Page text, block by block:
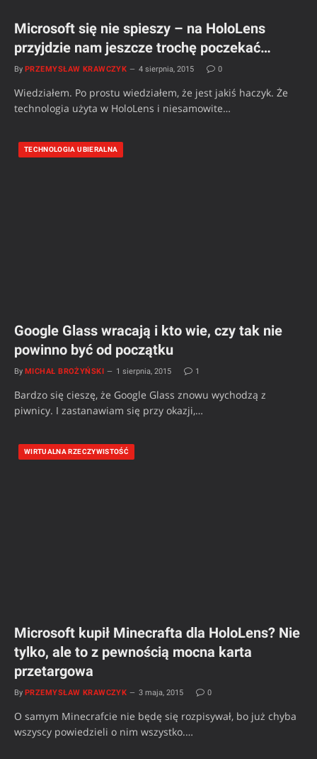
Microsoft się nie spieszy – na HoloLens
przyjdzie nam jeszcze trochę poczekać…
By PRZEMYSŁAW KRAWCZYK 4 sierpnia, 2015 0
Wiedziałem. Po prostu wiedziałem, że jest jakiś haczyk. Że
technologia użyta w HoloLens i niesamowite…
TECHNOLOGIA UBIERALNA
Google Glass wracają i kto wie, czy tak nie
powinno być od początku
By MICHAŁ BROŻYŃSKI 1 sierpnia, 2015 1
Bardzo się cieszę, że Google Glass znowu wychodzą z
piwnicy. I zastanawiam się przy okazji,…
WIRTUALNA RZECZYWISTOŚĆ
Microsoft kupił Minecrafta dla HoloLens? Nie
tylko, ale to z pewnością mocna karta
przetargowa
By PRZEMYSŁAW KRAWCZYK 3 maja, 2015 0
O samym Minecrafcie nie będę się rozpisywał, bo już chyba
wszyscy powiedzieli o nim wszystko.…